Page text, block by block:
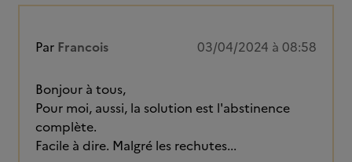
Par Francois 03/04/2024 à 08:58
Bonjour à tous,
Pour moi, aussi, la solution est l'abstinence
complète.
Facile à dire. Malgré les rechutes...